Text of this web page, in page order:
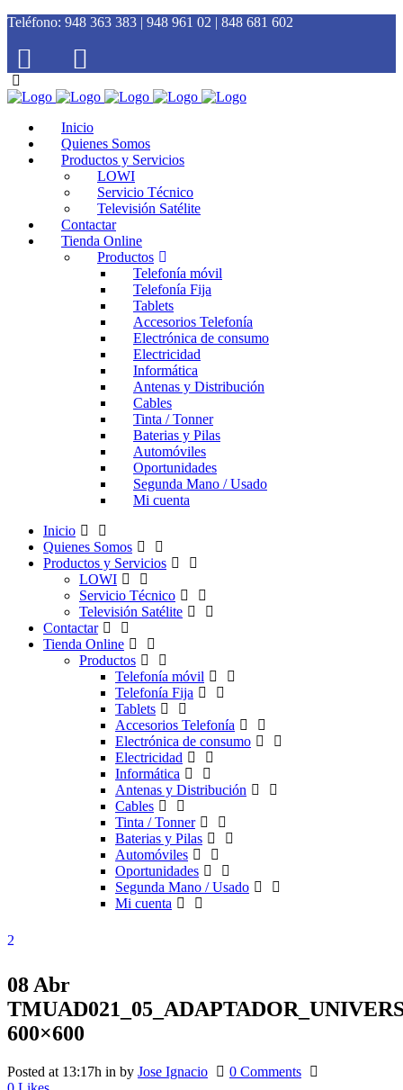
Teléfono: 948 363 383 | 948 961 02 | 848 681 602
Inicio
Quienes Somos
Productos y Servicios
LOWI
Servicio Técnico
Televisión Satélite
Contactar
Tienda Online
Productos
Telefonía móvil
Telefonía Fija
Tablets
Accesorios Telefonía
Electrónica de consumo
Electricidad
Informática
Antenas y Distribución
Cables
Tinta / Tonner
Baterias y Pilas
Automóviles
Oportunidades
Segunda Mano / Usado
Mi cuenta
Inicio
Quienes Somos
Productos y Servicios
LOWI
Servicio Técnico
Televisión Satélite
Contactar
Tienda Online
Productos
Telefonía móvil
Telefonía Fija
Tablets
Accesorios Telefonía
Electrónica de consumo
Electricidad
Informática
Antenas y Distribución
Cables
Tinta / Tonner
Baterias y Pilas
Automóviles
Oportunidades
Segunda Mano / Usado
Mi cuenta
08 Abr
600×600
Posted at 13:17h in by Jose Ignacio
0 Comments